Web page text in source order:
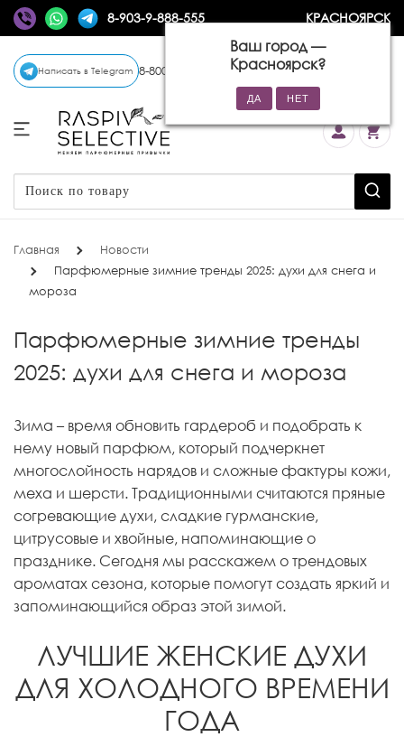
8-903-9-888-555 КРАСНОЯРСК
Ваш город —
Красноярск?
Написать в Telegram 8-800-770-72-34 (бесплатно)
Главная
Новости
Парфюмерные зимние тренды 2025: духи для снега и
мороза
Парфюмерные зимние тренды
2025: духи для снега и мороза
Зима – время обновить гардероб и подобрать к
нему новый парфюм, который подчеркнет
многослойность нарядов и сложные фактуры кожи,
меха и шерсти. Традиционными считаются пряные
согревающие духи, сладкие гурманские,
цитрусовые и хвойные, напоминающие о
празднике. Сегодня мы расскажем о трендовых
ароматах сезона, которые помогут создать яркий и
запоминающийся образ этой зимой.
ЛУЧШИЕ ЖЕНСКИЕ ДУХИ
ДЛЯ ХОЛОДНОГО ВРЕМЕНИ
ГОДА